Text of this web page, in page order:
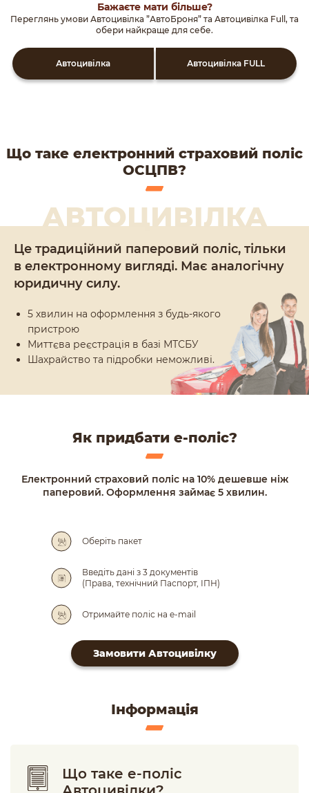
Бажаєте мати більше?
Переглянь умови Автоцивілка ”АвтоБроня” та Автоцивiлка Full, та
обери найкраще для себе.
Автоцивілка Автоцивілка FULL
Що таке електронний страховий поліс
ОСЦПВ?
Це традиційний паперовий поліс, тільки
в електронному вигляді. Має аналогічну
юридичну силу.
5 хвилин на оформлення з будь-якого
пристрою
Миттєва реєстрація в базі МТСБУ
Шахрайство та підробки неможливі.
Як придбати е-поліс?
Електронний страховий поліс на 10% дешевше ніж
паперовий. Оформлення займає 5 хвилин.
Оберіть пакет
Введіть дані з 3 документів
(Права, технічний Паспорт, ІПН)
Отримайте поліс на e-mail
Замовити Автоцивілку
Інформація
Що таке е-поліс